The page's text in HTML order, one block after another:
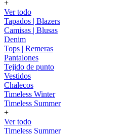
+
Ver todo
Tapados | Blazers
Camisas | Blusas
Denim
Tops | Remeras
Pantalones
Tejido de punto
Vestidos
Chalecos
Timeless Winter
Timeless Summer
+
Ver todo
Timeless Summer